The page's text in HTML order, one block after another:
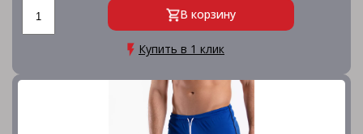
В корзину
Купить в 1 клик